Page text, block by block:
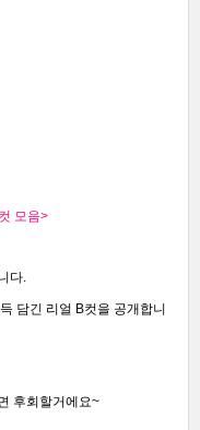
모음>
다.
담긴 리얼 B컷을 공개합니
후회할거에요~